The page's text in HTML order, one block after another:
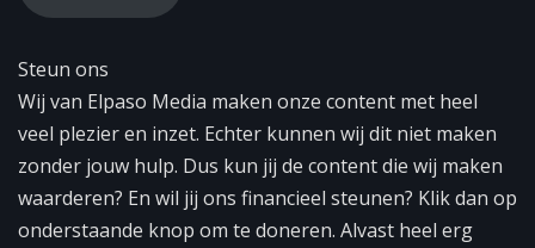
Steun ons
Wij van Elpaso Media maken onze content met heel
veel plezier en inzet. Echter kunnen wij dit niet maken
zonder jouw hulp. Dus kun jij de content die wij maken
waarderen? En wil jij ons financieel steunen? Klik dan op
onderstaande knop om te doneren. Alvast heel erg